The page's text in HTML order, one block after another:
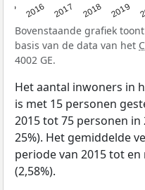
2016 2017 2018 2019
Bovenstaande grafiek
basis van de data van het
4002 GE.
Het aantal inwoners in
is met 15 personen
2015 tot 75 personen in
25%). Het gemiddelde
periode van 2015 tot
(2,58%).